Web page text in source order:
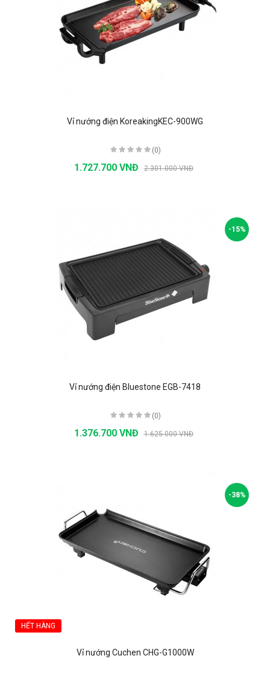
Vỉ nướng điện KoreakingKEC-900WG
(0)
1.727.700 VNĐ 2.301.000 VNĐ
-15%
Vỉ nướng điện Bluestone EGB-7418
(0)
1.376.700 VNĐ 1.625.000 VNĐ
HẾT HÀNG
-38%
Vỉ nướng Cuchen CHG-G1000W